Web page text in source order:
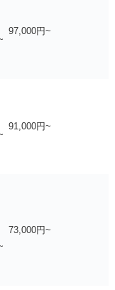
97,000円~
91,000円~
73,000円~